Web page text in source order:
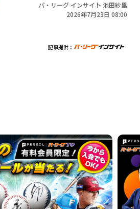
パ・リーグ インサイト 池田紗里
2026年7月23日 08:00
記事提供：